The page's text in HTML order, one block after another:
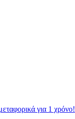
για 1 χρόνο!